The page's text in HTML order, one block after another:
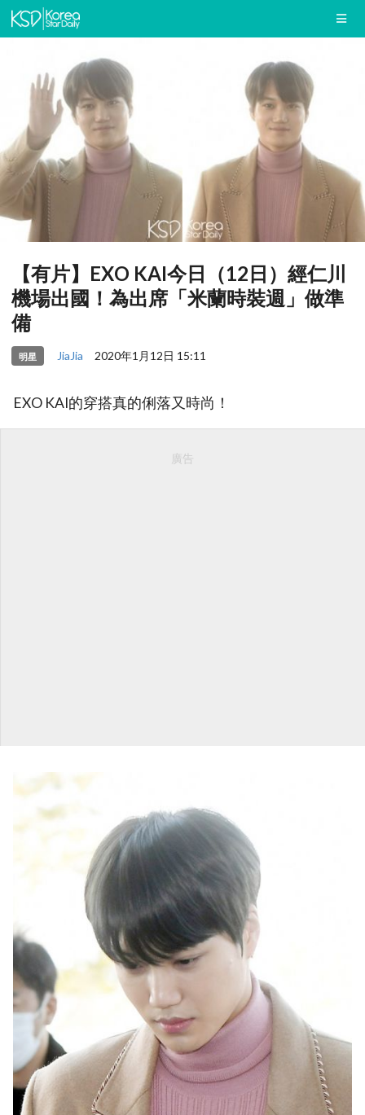
【有片】EXO KAI今日（12日）經仁川
機場出國！為出席「米蘭時裝週」做準
備
明星 JiaJia 2020年1月12日 15:11
EXO KAI的穿搭真的俐落又時尚！
廣告